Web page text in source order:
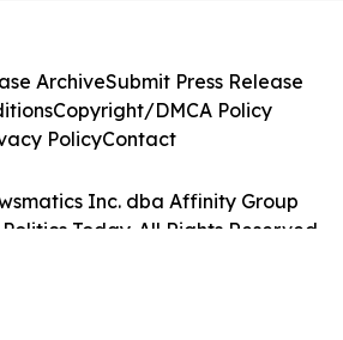
Inc. dba Affinity Group
Today. All Rights Reserved.
ArchiveSubmit Press Release
Copyright/DMCA Policy
PolicyContact